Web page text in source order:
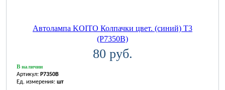
Автолампа KOITO Колпачки цвет. (синий) T3
(P7350B)
80 руб.
В наличии
Артикул: P7350B
Ед. измерения: шт